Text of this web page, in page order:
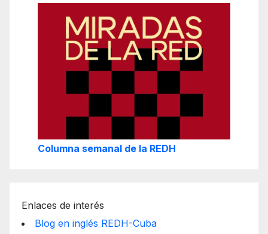
Columna semanal de la REDH
Enlaces de interés
Blog en inglés REDH-Cuba